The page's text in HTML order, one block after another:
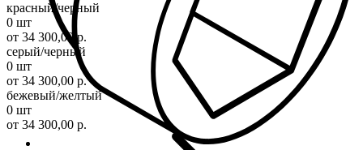
красный/черный
0 шт
от 34 300,00 р.
серый/черный
0 шт
от 34 300,00 р.
бежевый/желтый
0 шт
от 34 300,00 р.